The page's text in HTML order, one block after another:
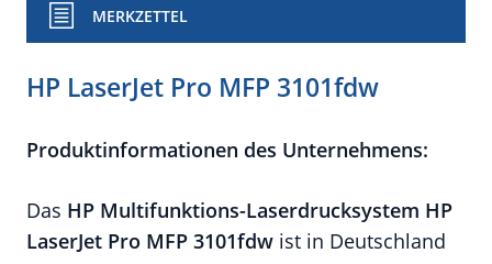
MERKZETTEL
HP LaserJet Pro MFP 3101fdw
Produktinformationen des Unternehmens:
Das HP Multifunktions-Laserdrucksystem HP
LaserJet Pro MFP 3101fdw ist in Deutschland